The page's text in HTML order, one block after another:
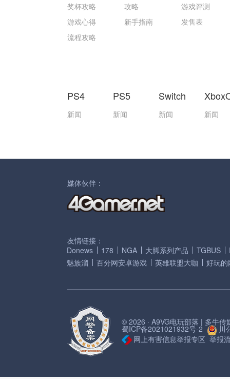
奖杯攻略
游戏心得
流程攻略
攻略
新手指南
游戏评测
发售表
PS4
新闻
PS5
新闻
Switch
新闻 新闻
媒体伙伴：
友情链接：
Donews
178 NGA 大脚系列产品 TGBUS
魅族溜
百分网安卓游戏 英雄联盟大咖 好玩的
© 2026 · A9VG电玩部落 | 多牛传
蜀ICP备2021021932号-2
川
网上有害信息举报专区 举报